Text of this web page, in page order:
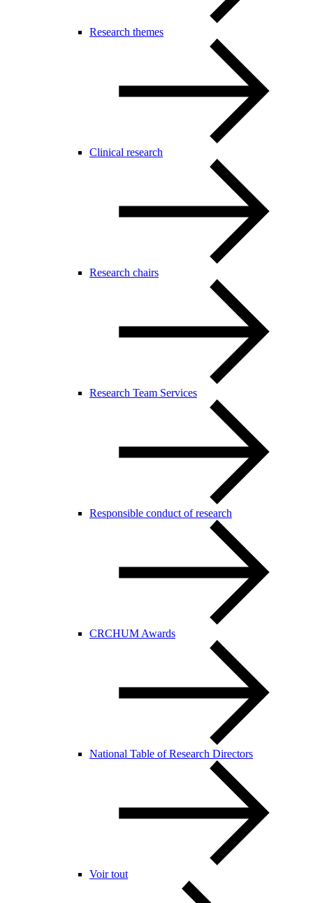
Research themes
Clinical research
Research chairs
Research Team Services
Responsible conduct of research
CRCHUM Awards
National Table of Research Directors
Voir tout